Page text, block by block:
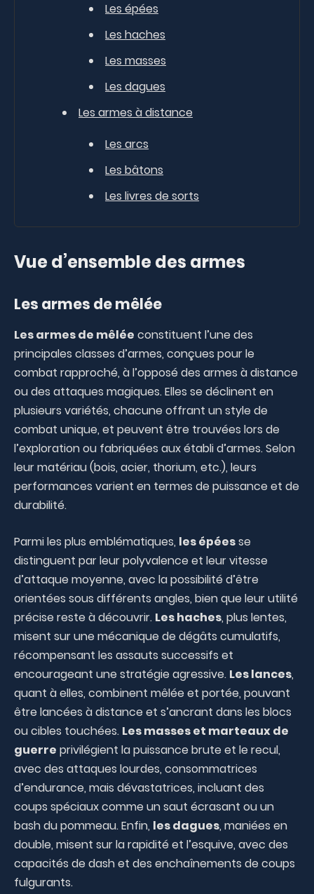
Les épées
Les haches
Les masses
Les dagues
Les armes à distance
Les arcs
Les bâtons
Les livres de sorts
Vue d’ensemble des armes
Les armes de mêlée
Les armes de mêlée constituent l’une des
principales classes d’armes, conçues pour le
combat rapproché, à l’opposé des armes à distance
ou des attaques magiques. Elles se déclinent en
plusieurs variétés, chacune offrant un style de
combat unique, et peuvent être trouvées lors de
l’exploration ou fabriquées aux établi d’armes. Selon
leur matériau (bois, acier, thorium, etc.), leurs
performances varient en termes de puissance et de
durabilité.
Parmi les plus emblématiques, les épéesse
distinguent par leur polyvalence et leur vitesse
d’attaque moyenne, avec la possibilité d’être
orientées sous différents angles, bien que leur utilité
précise reste à découvrir. Les haches, plus lentes,
misent sur une mécanique de dégâts cumulatifs,
récompensant les assauts successifs et
encourageant une stratégie agressive. Les lances,
quant à elles, combinent mêlée et portée, pouvant
être lancées à distance et s’ancrant dans les blocs
ou cibles touchées. Les masses et marteaux de
guerre privilégient la puissance brute et le recul,
avec des attaques lourdes, consommatrices
d’endurance, mais dévastatrices, incluant des
coups spéciaux comme un saut écrasant ou un
bash du pommeau. Enfin, les dagues, maniées en
double, misent sur la rapidité et l’esquive, avec des
capacités de dash et des enchaînements de coups
fulgurants.